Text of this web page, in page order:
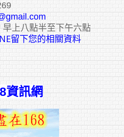
上八點半至下午六點
留下您的相關資料
資訊網